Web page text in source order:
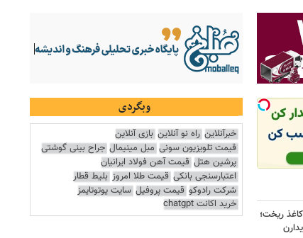
ریخت؛
وبگردی
خبرآنلاین راه نو آنلاین بازی آنلاین
قیمت تلویزیون سونی مبل مینیمال جراح بینی گوشتی
پرشین هتل قیمت آهن فولاد ایرانیان
اعتبارسنجی بانکی قیمت طلا امروز بلیط قطار
شرکت رادوکو قیمت پروفیل سایت یوتوتایمز
خرید اکانت chatgpt